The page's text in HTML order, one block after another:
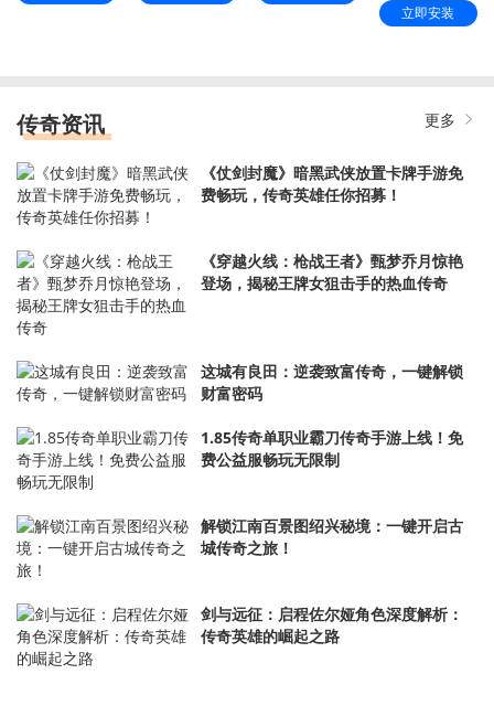
立即安装
传奇资讯 更多
《仗剑封魔》暗黑武侠放置卡牌手游免
费畅玩，传奇英雄任你招募！
《穿越火线：枪战王者》甄梦乔月惊艳
登场，揭秘王牌女狙击手的热血传奇
这城有良田：逆袭致富传奇，一键解锁
财富密码
1.85传奇单职业霸刀传奇手游上线！免
费公益服畅玩无限制
解锁江南百景图绍兴秘境：一键开启古
城传奇之旅！
剑与远征：启程佐尔娅角色深度解析：
传奇英雄的崛起之路